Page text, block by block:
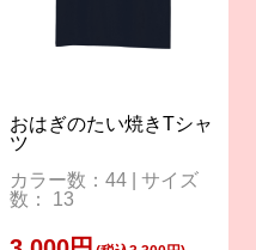
おはぎのたい焼きTシャ
ツ
カラー数：44 | サイズ
数： 13